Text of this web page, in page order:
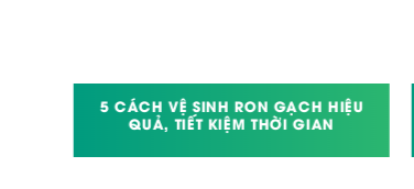
5 CÁCH VỆ SINH RON GẠCH HIỆU
QUẢ, TIẾT KIỆM THỜI GIAN